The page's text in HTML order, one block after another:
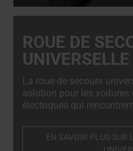
ROUE DE
UNIVERSELLE
La roue de secours
solution pour les voitures
électriques qui
installation simple
moyeu du véhicule en
EN SAVOIR PLUS SUR